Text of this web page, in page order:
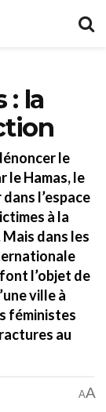
: la
le
le Hamas, le
l’espace
à la
dans les
l’objet de
ville à
féministes
au
AA